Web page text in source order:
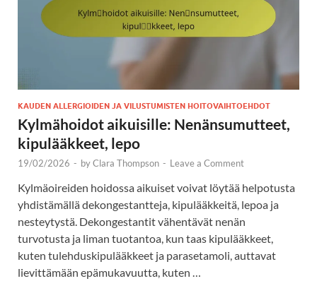
KAUDEN ALLERGIOIDEN JA VILUSTUMISTEN HOITOVAIHTOEHDOT
Kylmähoidot aikuisille: Nenänsumutteet,
kipulääkkeet, lepo
19/02/2026 - byClara Thompson - Leave a Comment
Kylmäoireiden hoidossa aikuiset voivat löytää helpotusta
yhdistämällä dekongestantteja, kipulääkkeitä, lepoa ja
nesteytystä. Dekongestantit vähentävät nenän
turvotusta ja liman tuotantoa, kun taas kipulääkkeet,
kuten tulehduskipulääkkeet ja parasetamoli, auttavat
lievittämään epämukavuutta, kuten …